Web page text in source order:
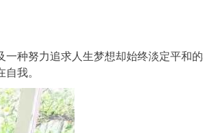
种努力追求人生梦想却始终淡定平和
我。